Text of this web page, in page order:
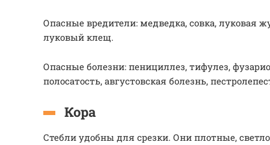
Опасные вредители: медведка, совка, луковая
луковый клещ.
Опасные болезни: пенициллез, тифулез,
полосатость, августовская болезнь,
Кора
Стебли удобны для срезки. Они плотные,